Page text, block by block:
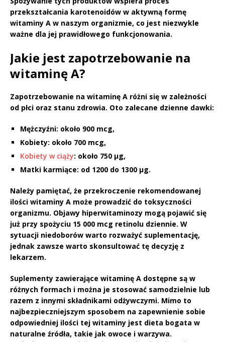
przekształcania karotenoidów w aktywną formę
witaminy A w naszym organizmie, co jest niezwykle
ważne dla jej prawidłowego funkcjonowania.
Jakie jest zapotrzebowanie na
witaminę A?
Zapotrzebowanie na witaminę A różni się w zależności
od płci oraz stanu zdrowia. Oto zalecane dzienne dawki:
Mężczyźni: około 900 mcg,
Kobiety: około 700 mcg,
Kobiety w ciąży: około 750 µg,
Matki karmiące: od 1200 do 1300 µg.
Należy pamiętać, że przekroczenie rekomendowanej
ilości witaminy A może prowadzić do toksyczności
organizmu. Objawy hiperwitaminozy mogą pojawić się
już przy spożyciu 15 000 mcg retinolu dziennie. W
sytuacji niedoborów warto rozważyć suplementację,
jednak zawsze warto skonsultować tę decyzję z
lekarzem.
Suplementy zawierające witaminę A dostępne są w
różnych formach i można je stosować samodzielnie lub
razem z innymi składnikami odżywczymi. Mimo to
najbezpieczniejszym sposobem na zapewnienie sobie
odpowiedniej ilości tej witaminy jest dieta bogata w
naturalne źródła, takie jak owoce i warzywa.